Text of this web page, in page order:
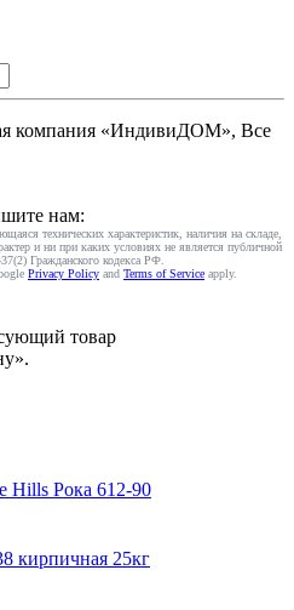
компания «ИндивиДОМ», Все
нам:
технических характеристик, наличия на складе,
и ни при каких условиях не является публичной
Гражданского кодекса РФ.
Privacy Policy and Terms of Service apply.
товар
Hills Рока 612-90
кирпичная 25кг